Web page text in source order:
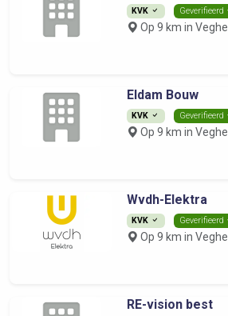
KVK Geverifieerd
Op 9 km in Veghel
Eldam Bouw
KVK Geverifieerd
Op 9 km in Veghel
Wvdh-Elektra
KVK Geverifieerd
Op 9 km in Veghel
RE-vision best